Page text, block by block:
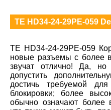
TE HD34-24-29PE-059
TE HD34-24-29PE-059
новые разъемы с более
звучат отлично! Да, но
допустить
достичь требуемой
блокировки; более
обычно означают более